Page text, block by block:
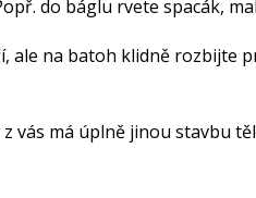
do báglu rvete spacák,
ale na batoh klidně rozbijte
z vás má úplně jinou stavbu